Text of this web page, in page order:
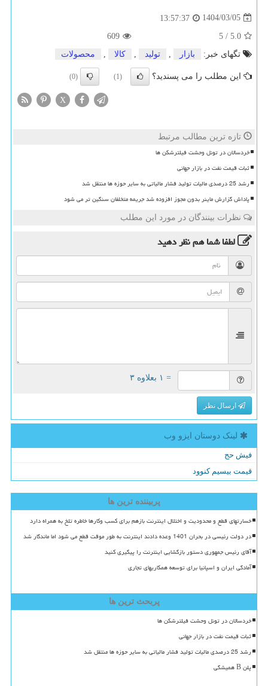
1404/03/05
13:57:37
5.0
/
5
609
تگهای خبر:
بازار تولید كالا محصولات
این مطلب را می پسندید؟ (1)
(0)
X
تازه ترین مطالب مرتبط
خردسالان در تونل وحشت فیلترشکن ها
ثبات قیمت نفت در بازار جهانی
رشد 25 درصدی مالیات تولید فشار مالیاتی به سایر حوزه ها منتقل شد
پاداش گزارش ماینر بدون مجوز افزوده شد جریمه متخلفان سنگین تر می شود
نظرات بینندگان در مورد این مطلب
لطفا شما همنظر دهید
= ۱ بعلاوه ۳
ارسال نظر
لینک دوستان ایزو وب
فیش حج
قیمت بیسیم کنوود
پربیننده ترین ها
خسارتهای قطع و محدودیت و اختلال اینترنت بازهم برای کسب وکارها خاطره تلخ به همراه دارد
در دولت رئیسی در بحران 1401 وعده دادند اینترنت به طور موقت قطع می شود اما ماندگار شد
آقای رئیس جمهوری دستور بازگشایی اینترنت را پیگیری کنید
آمادگی ایران و اسپانیا برای توسعه همکاریهای تجاری
پربحث ترین ها
خردسالان در تونل وحشت فیلترشکن ها
ثبات قیمت نفت در بازار جهانی
رشد 25 درصدی مالیات تولید فشار مالیاتی به سایر حوزه ها منتقل شد
پلن B همیشگی